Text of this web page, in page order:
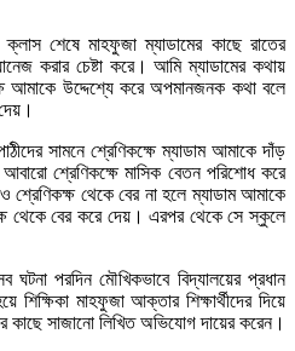
ক্লাস শেষে মাহফুজা ম্যাডামের কাছে রাতের
করার চেষ্টা করে। আমি ম্যাডামের কথায়
আমাকে উদ্দেশ্যে করে অপমানজনক কথা বলে
সামনে শ্রেণিকক্ষে ম্যাডাম আমাকে দাঁড়
শ্রেণিকক্ষে মাসিক বেতন পরিশোধ করে
শ্রেণিকক্ষ থেকে বের না হলে ম্যাডাম আমাকে
থেকে বের করে দেয়। এরপর থেকে সে স্কুলে
ঘটনা পরদিন মৌখিকভাবে বিদ্যালয়ের প্রধান
মাহফুজা আক্তার শিক্ষার্থীদের দিয়ে
কাছে সাজানো লিখিত অভিযোগ দায়ের করেন।